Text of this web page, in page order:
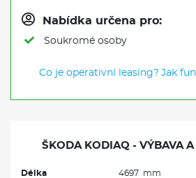
Nabídka určena pro:
Soukromé osoby
Co je operativní leasing? Jak
ŠKODA KODIAQ - VÝBAVA A
Délka
4697 mm